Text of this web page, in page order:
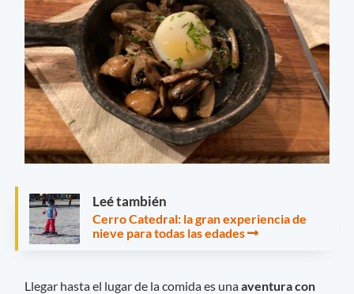
Leé también
Cerro Catedral: la gran experiencia de
nieve para todas las edades
Llegar hasta el lugar de la comida es unaaventura con